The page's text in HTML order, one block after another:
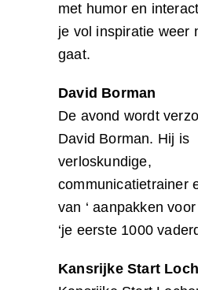
met humor en
je vol inspiratie weer
gaat.
David Borman
De avond wordt
David Borman. Hij is
verloskundige,
communicatietrainer
van ‘ aanpakken voor
‘je eerste 1000
Kansrijke Start